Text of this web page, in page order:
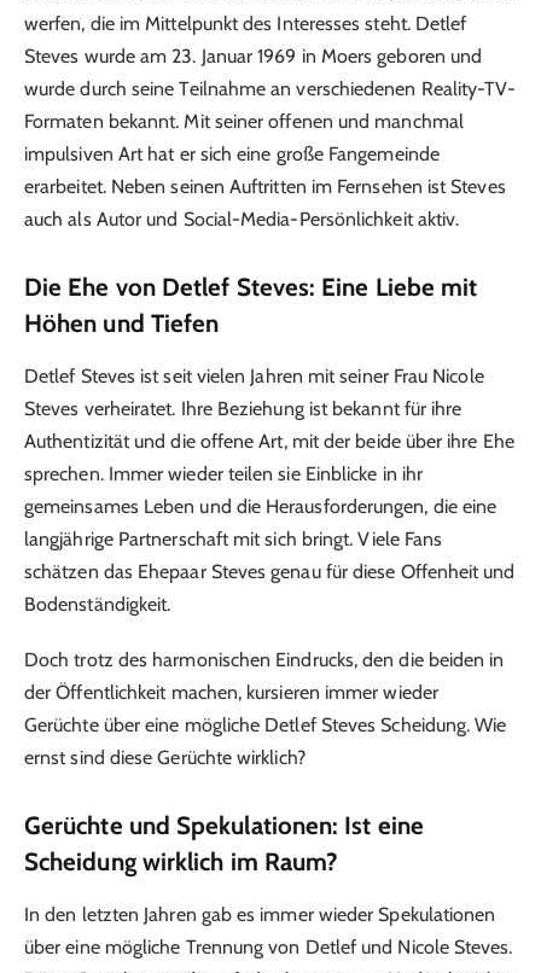
werfen, die im Mittelpunkt des Interesses steht. Detlef
Steves wurde am 23. Januar 1969 in Moers geboren und
wurde durch seine Teilnahme an verschiedenen Reality-TV-
Formaten bekannt. Mit seiner offenen und manchmal
impulsiven Art hat er sich eine große Fangemeinde
erarbeitet. Neben seinen Auftritten im Fernsehen ist Steves
auch als Autor und Social-Media-Persönlichkeit aktiv.
Die Ehe von Detlef Steves: Eine Liebe mit
Höhen und Tiefen
Detlef Steves ist seit vielen Jahren mit seiner Frau Nicole
Steves verheiratet. Ihre Beziehung ist bekannt für ihre
Authentizität und die offene Art, mit der beide über ihre Ehe
sprechen. Immer wieder teilen sie Einblicke in ihr
gemeinsames Leben und die Herausforderungen, die eine
langjährige Partnerschaft mit sich bringt. Viele Fans
schätzen das Ehepaar Steves genau für diese Offenheit und
Bodenständigkeit.
Doch trotz des harmonischen Eindrucks, den die beiden in
der Öffentlichkeit machen, kursieren immer wieder
Gerüchte über eine mögliche Detlef Steves Scheidung. Wie
ernst sind diese Gerüchte wirklich?
Gerüchte und Spekulationen: Ist eine
Scheidung wirklich im Raum?
In den letzten Jahren gab es immer wieder Spekulationen
über eine mögliche Trennung von Detlef und Nicole Steves.